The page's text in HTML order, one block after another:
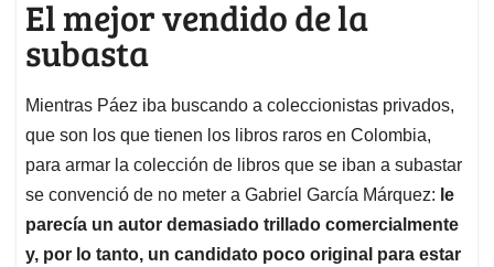
El mejor vendido de la
subasta
Mientras Páez iba buscando a coleccionistas privados,
que son los que tienen los libros raros en Colombia,
para armar la colección de libros que se iban a subastar
se convenció de no meter a Gabriel García Márquez: le
parecía un autor demasiado trillado comercialmente
y, por lo tanto, un candidato poco original para estar